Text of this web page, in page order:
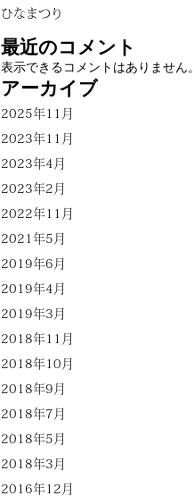
ひなまつり
最近のコメント
表示できるコメントはありません。
アーカイブ
2025年11月
2023年11月
2023年4月
2023年2月
2022年11月
2021年5月
2019年6月
2019年4月
2019年3月
2018年11月
2018年10月
2018年9月
2018年7月
2018年5月
2018年3月
2016年12月